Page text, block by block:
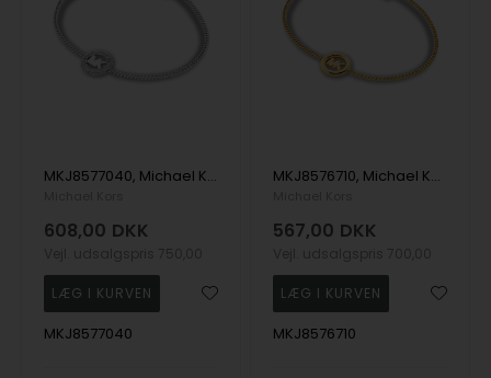
MKJ8577040, Michael Kors Premium Armbånd
608,00 DKK
MKJ8577040
MKJ8576710, Michael Kors Premium Armbånd
567,00 DKK
MKJ8576710